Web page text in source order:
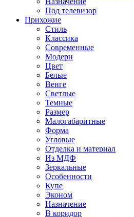
Под телевизор
Прихожие
Стиль
Классика
Современные
Модерн
Цвет
Белые
Венге
Светлые
Темные
Размер
Малогабаритные
Форма
Угловые
Отделка и материал
Из МДФ
Зеркальные
Особенности
Купе
Эконом
Назначение
В коридор